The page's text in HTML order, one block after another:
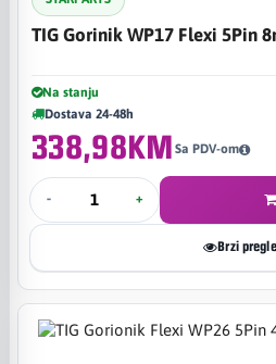
TIG Gorinik WP17 Flexi 5Pin
Na stanju
Dostava 24-48h
338,98KM Sa PDV-om
- +
Brzi